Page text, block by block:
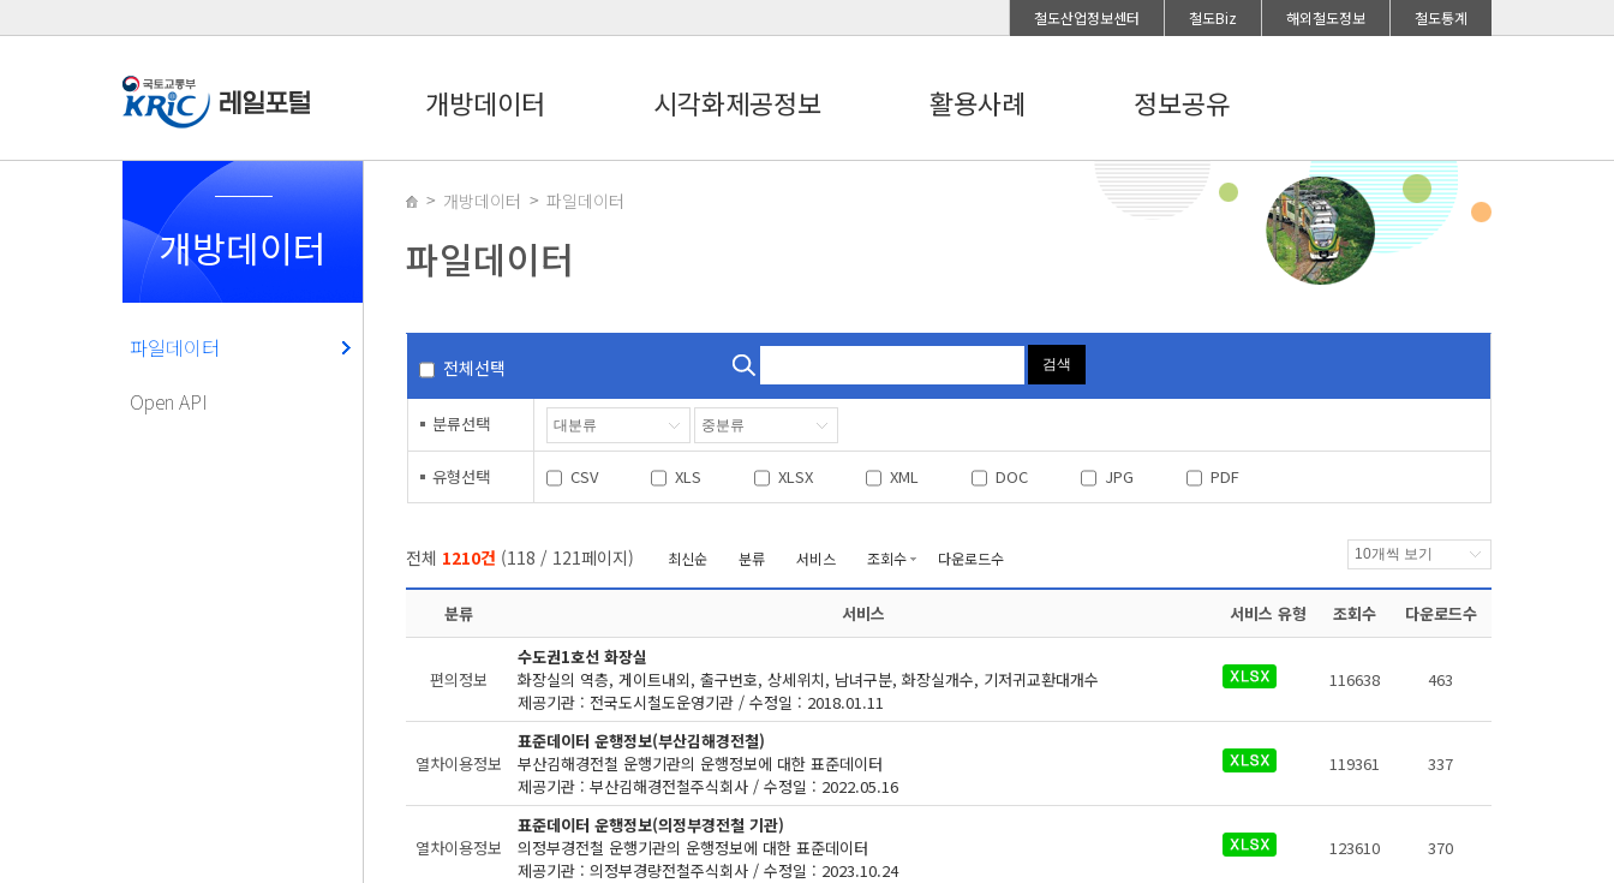
철도산업정보센터 철도Biz 해외철도정보 철도통계
개방데이터 시각화제공정보 활용사례 정보공유
개방데이터
파일데이터
Open API
개방데이터 파일데이터
파일데이터
전체선택 검색
분류선택
유형선택 CSV XLS XLSX XML DOC JPG PDF
전체 1210건 (118 / 121페이지) 최신순 분류 서비스 조회수 다운로드수
분류 서비스 서비스 유형 조회수 다운로드수
편의정보
수도권1호선 화장실
화장실의 역층, 게이트내외, 출구번호, 상세위치, 남녀구분, 화장실개수, 기저귀교환대개수
제공기관 : 전국도시철도운영기관 / 수정일 : 2018.01.11
116638 463
열차이용정보
표준데이터 운행정보(부산김해경전철)
부산김해경전철 운행기관의 운행정보에 대한 표준데이터
제공기관 : 부산김해경전철주식회사 / 수정일 : 2022.05.16
119361 337
열차이용정보
표준데이터 운행정보(의정부경전철 기관)
의정부경전철 운행기관의 운행정보에 대한 표준데이터
제공기관 : 의정부경량전철주식회사 / 수정일 : 2023.10.24
123610 370